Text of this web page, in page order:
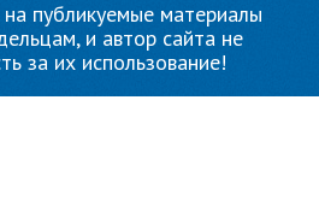
публикуемые материалы
и автор сайта не
за их использование!